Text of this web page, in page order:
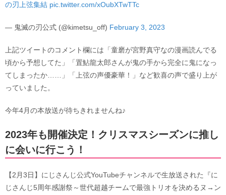
の刃上弦集結 pic.twitter.com/xOubXTwTTc
— 鬼滅の刃公式 (@kimetsu_off) February 3, 2023
上記ツイートのコメント欄には「童磨が宮野真守なの漫画読んでる
頃から予想してた」「置鮎龍太郎さんが鬼の手から完全に鬼になっ
てしまったか……」「上弦の声優豪華！」など歓喜の声で盛り上が
っていました。
今年4月の本放送が待ちきれませんね♪
2023年も開催決定！クリスマスシーズンに推し
に会いに行こう！
【2月3日】にじさんじ公式YouTubeチャンネルで生放送された『に
じさんじ5周年感謝祭～世代超越チームで最強トリオを決めるヌ→ン